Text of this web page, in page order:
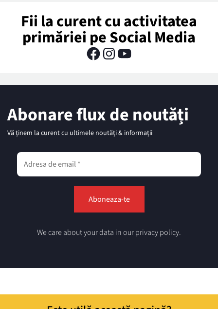
Fii la curent cu activitatea
primăriei pe Social Media
Abonare flux de noutăți
Vă ținem la curent cu ultimele noutăți & informații
We care about your data in our privacy policy.